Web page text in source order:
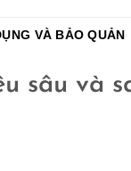
VÀ BẢO QUẢN
sâu và